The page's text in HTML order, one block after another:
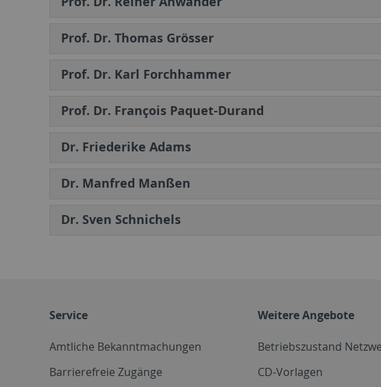
Prof. Dr. Thomas Grösser
Prof. Dr. Karl Forchhammer
Prof. Dr. François Paquet-Durand
Dr. Friederike Adams
Dr. Manfred Manßen
Dr. Sven Schnichels
Service
Amtliche Bekanntmachungen
Barrierefreie Zugänge
Weitere Angebote
Betriebszustand
CD-Vorlagen